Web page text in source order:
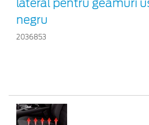
lateral pentru geamuri
negru
2036853